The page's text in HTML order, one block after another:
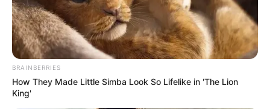
BRAINBERRIES
How They Made Little Simba Look So Lifelike in 'The Lion
King'